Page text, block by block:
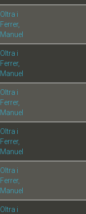
Oltra i
Ferrer,
Manuel
Oltra i
Ferrer,
Manuel
Oltra i
Ferrer,
Manuel
Oltra i
Ferrer,
Manuel
Oltra i
Ferrer,
Manuel
Oltra i